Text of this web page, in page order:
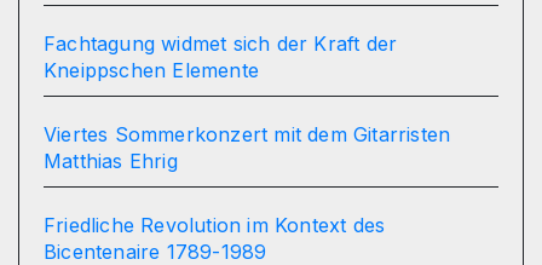
Fachtagung widmet sich der Kraft der
Kneippschen Elemente
Viertes Sommerkonzert mit dem Gitarristen
Matthias Ehrig
Friedliche Revolution im Kontext des
Bicentenaire 1789-1989